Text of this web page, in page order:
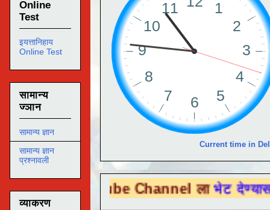
Current time in
Tube Channel लाभेट देण्यासाठी येथे क्लिक
Online
Test
इयत्तानिहाय
Online Test
सामान्य
ज्ञान
सामान्य ज्ञान
सामान्य ज्ञान
प्रश्नावली
व्याकरण